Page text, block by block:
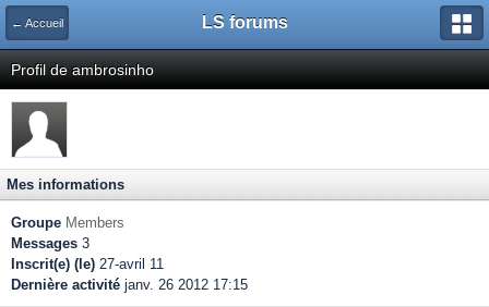
← Accueil LS forums
Profil de ambrosinho
Mes informations
Groupe Members
Messages 3
Inscrit(e) (le) 27-avril 11
Dernière activité janv. 26 2012 17:15